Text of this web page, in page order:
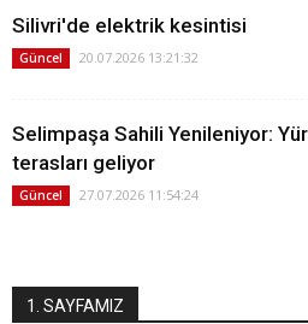
Silivri'de elektrik kesintisi
Güncel 20.07.2026 13:21:32
Selimpaşa Sahili Yenileniyor:
terasları geliyor
Güncel 27.07.2026 11:54:24
1. SAYFAMIZ